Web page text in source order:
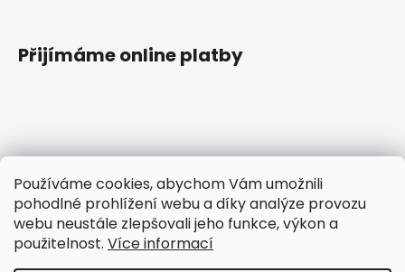
Používáme cookies, abychom Vám umožnili
pohodlné prohlížení webu a díky analýze provozu
webu neustále zlepšovali jeho funkce, výkon a
použitelnost. Více informací
Přijímáme online platby
tomas@ttcokolada.cz
+420 732675920
Čokoládové nářadí
ttcoko